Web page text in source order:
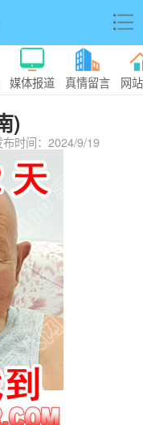
媒体报道 真情留言 网
)
时间：2024/9/19